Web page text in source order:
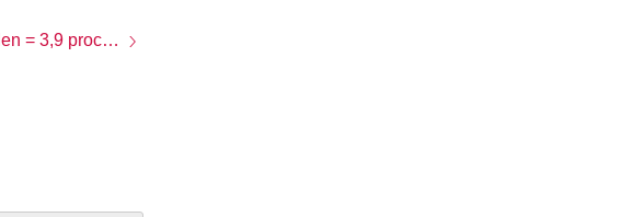
Nu bestellen = 3,9 procent rente